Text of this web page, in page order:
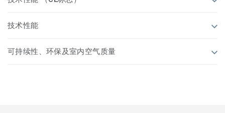
技术性能
可持续性、环保及室内空气质量